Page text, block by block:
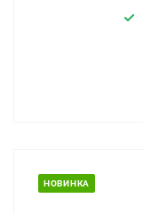
НОВИНКА